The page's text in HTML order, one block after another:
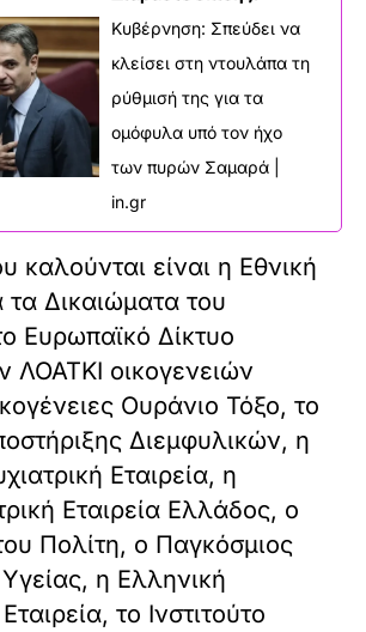
Κυβέρνηση: Σπεύδει να
κλείσει στη ντουλάπα τη
ρύθμισή της για τα
ομόφυλα υπό τον ήχο
των πυρών Σαμαρά |
in.gr
καλούνται είναι η Εθνική
τα Δικαιώματα του
Ευρωπαϊκό Δίκτυο
οικογενειών
Ουράνιο Τόξο, το
Διεμφυλικών, η
Εταιρεία, η
Εταιρεία Ελλάδος, ο
Πολίτη, ο Παγκόσμιος
η Ελληνική
το Ινστιτούτο